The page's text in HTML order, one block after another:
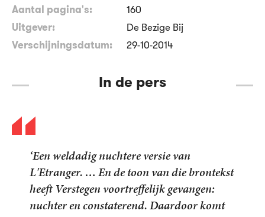
Aantal pagina's:
160
Uitgever:
De Bezige Bij
Verschijningsdatum:
29-10-2014
In de pers
‘Een weldadig nuchtere versie van
L'Etranger. … En de toon van die brontekst
heeft Verstegen voortreffelijk gevangen:
nuchter en constaterend. Daardoor komt